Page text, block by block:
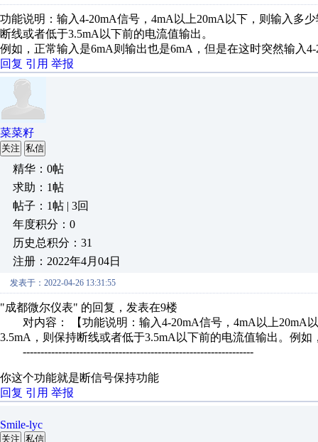
功能说明： 输入4-20mA信号，4mA以上20mA以下，则输入多
断线或者低于3.5mA以下前的电流值输出。
例如，正常输入是6mA则输出也是6mA，但是在这时突然输入
回复 引用 举报
菜菜籽
关注 私信
精华：0帖
求助：1帖
帖子：1帖 | 3回
年度积分：0
历史总积分：31
注册：2022年4月04日
发表于：2022-04-26 13:31:55
"成都微尔仪表" 的回复，发表在9楼
对内容： 【功能说明：输入4-20mA信号，4mA以上20mA
3.5mA，则保持断线或者低于3.5mA以下前的电流值输出。例
-----------------------------------------------------------------
你这个功能就是断信号保持功能
回复 引用 举报
Smile-lyc
关注 私信